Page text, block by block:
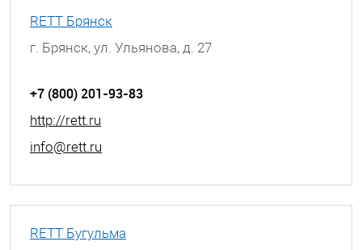
RETT Брянск
г. Брянск, ул. Ульянова, д. 27
+7 (800) 201-93-83
http://rett.ru
info@rett.ru
RETT Бугульма